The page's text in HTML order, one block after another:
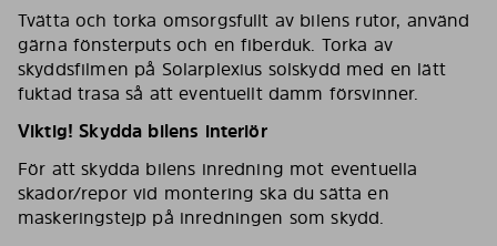
Tvätta och torka omsorgsfullt av bilens rutor, använd
gärna fönsterputs och en fiberduk. Torka av
skyddsfilmen på Solarplexius solskydd med en lätt
fuktad trasa så att eventuellt damm försvinner.
Viktig! Skydda bilens interiör
För att skydda bilens inredning mot eventuella
skador/repor vid montering ska du sätta en
maskeringstejp på inredningen som skydd.